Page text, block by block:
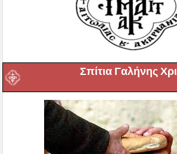
Σπίτια Γαλήνης